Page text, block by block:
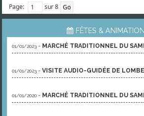
Page:
sur 8
FÊTES &
01/01/2023 - MARCHÉ TRADITIONNEL DU
01/01/2023 -VISITE AUDIO-GUIDÉE DE
01/01/2020 - MARCHÉ TRADITIONNEL DU